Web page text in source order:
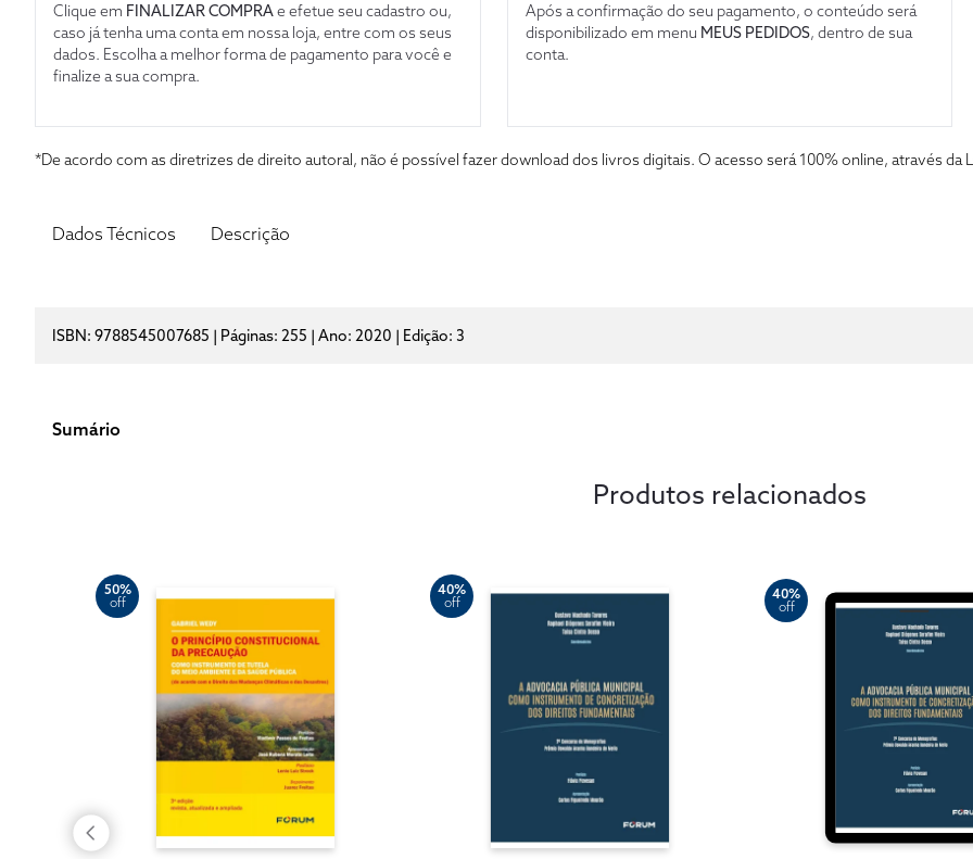
Clique em FINALIZAR COMPRAe efetue seu cadastro ou,
caso já tenha uma conta em nossa loja, entre com os seus
dados. Escolha a melhor forma de pagamento para você e
finalize a sua compra.
Após a confirmação do seu pagamento, o conteúdo será
disponibilizado em menu MEUS PEDIDOS, dentro de sua
conta.
*De acordo com as diretrizes de direito autoral, não é possível fazer download dos livros digitais. O acesso será 100% online, através da
Dados Técnicos Descrição
ISBN: 9788545007685 | Páginas: 255 | Ano: 2020 | Edição: 3
Sumário
Produtos relacionados
50%
off
40%
off
40%
off